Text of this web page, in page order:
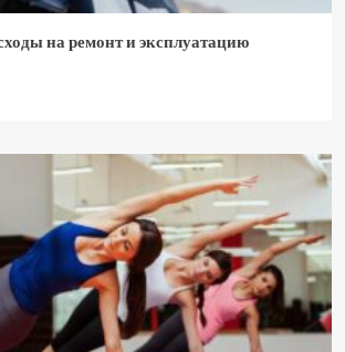
на ремонт и эксплуатацию